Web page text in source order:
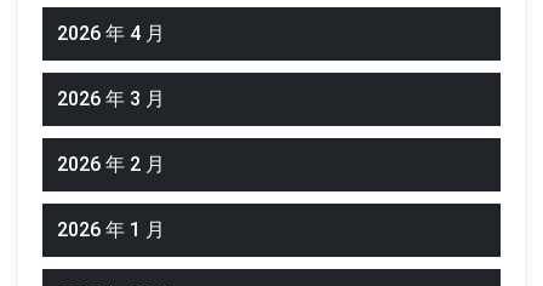
2026 年 4 月
2026 年 3 月
2026 年 2 月
2026 年 1 月